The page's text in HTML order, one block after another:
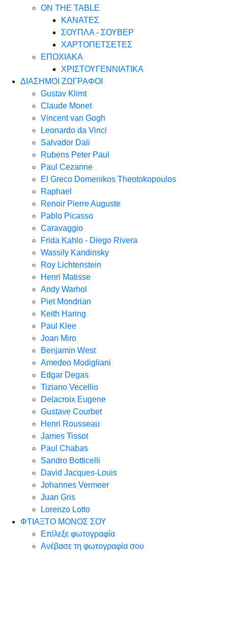
ON THE TABLE
ΚΑΝΑΤΕΣ
ΣΟΥΠΛΑ - ΣΟΥΒΕΡ
ΧΑΡΤΟΠΕΤΣΕΤΕΣ
ΕΠΟΧΙΑΚΑ
ΧΡΙΣΤΟΥΓΕΝΝΙΑΤΙΚΑ
ΔΙΑΣΗΜΟΙ ΖΩΓΡΑΦΟΙ
Gustav Klimt
Claude Monet
Vincent van Gogh
Leonardo da Vinci
Salvador Dali
Rubens Peter Paul
Paul Cezanne
El Greco Domenikos Theotokopoulos
Raphael
Renoir Pierre Auguste
Pablo Picasso
Caravaggio
Frida Kahlo - Diego Rivera
Wassily Kandinsky
Roy Lichtenstein
Henri Matisse
Andy Warhol
Piet Mondrian
Keith Haring
Paul Klee
Joan Miro
Benjamin West
Amedeo Modigliani
Edgar Degas
Tiziano Vecellio
Delacroix Eugene
Gustave Courbet
Henri Rousseau
James Tissot
Paul Chabas
Sandro Botticelli
David Jacques-Louis
Johannes Vermeer
Juan Gris
Lorenzo Lotto
ΦΤΙΑΞΤΟ ΜΟΝΟΣ ΣΟΥ
Επίλεξε φωτογραφία
Ανέβασε τη φωτογραφία σου